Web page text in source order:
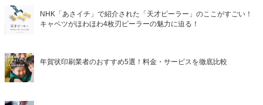
NHK「あさイチ」で紹介された「天才ピーラー」のここがすごい！
キャベツがほわほわ4枚刃ピーラーの魅力に迫る！
年賀状印刷業者のおすすめ5選！料金・サービスを徹底比較